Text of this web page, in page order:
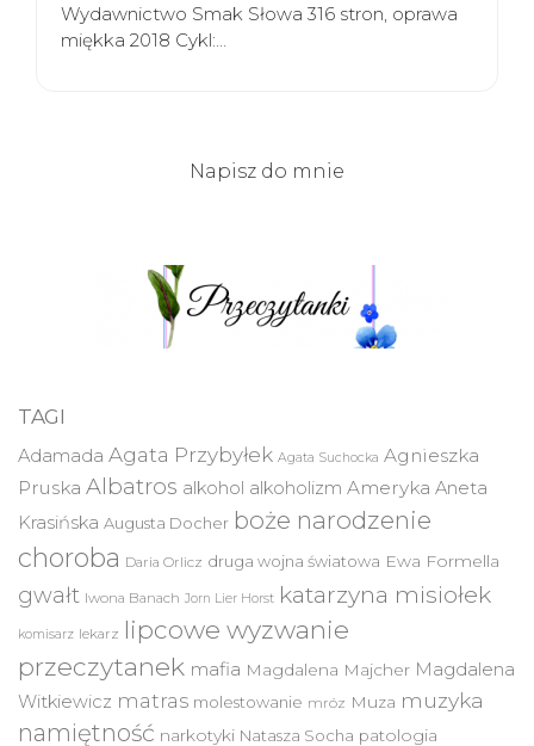
Wydawnictwo Smak Słowa 316 stron, oprawa
miękka 2018 Cykl:…
Napisz do mnie
TAGI
Adamada Agata Przybyłek Agata Suchocka Agnieszka
Pruska Albatros alkohol alkoholizm Ameryka Aneta
Krasińska Augusta Docher boże narodzenie
choroba Daria Orlicz druga wojna światowa Ewa Formella
gwałt Iwona Banach Jorn Lier Horst katarzyna misiołek
komisarz lekarz lipcowe wyzwanie
przeczytanek mafia Magdalena Majcher Magdalena
Witkiewicz matras molestowanie mróz Muza muzyka
namiętność narkotyki Natasza Socha patologia